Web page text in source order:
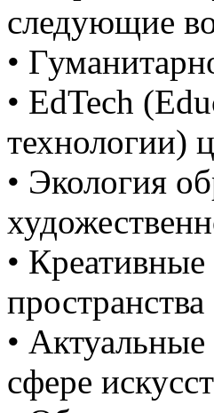
следующие
•
• EdTech
технологии)
• Экология
•
пространства
•
сфере